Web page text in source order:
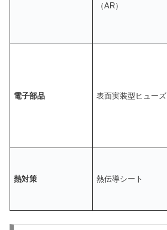
（AR）
電子部品 表面実装型ヒューズ
熱対策 熱伝導シート